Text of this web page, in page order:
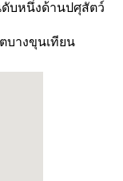
ดับหนึ่งด้านปศุสัตว์
บางขุนเทียน